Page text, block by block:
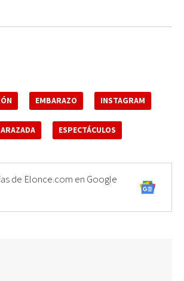
EMBARAZO INSTAGRAM
ESPECTÁCULOS
de Elonce.com en Google